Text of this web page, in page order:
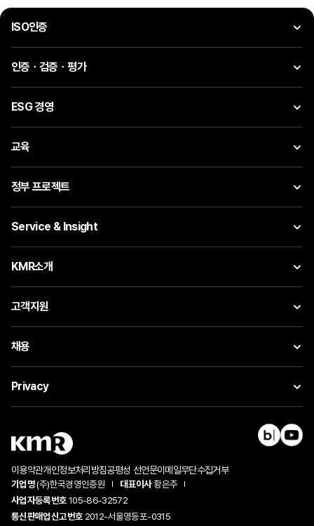
ISO인증
인증ㆍ검증ㆍ평가
ESG 경영
교육
정부 프로젝트
Service & Insight
KMR소개
고객지원
채용
Privacy
이용약관개인정보처리방침공평성 선언문이메일무단수집거부
기업명(주)한국경영인증원 대표이사황은주
사업자등록번호105-86-32572
통신판매업신고번호 2012-서울영등포-0315